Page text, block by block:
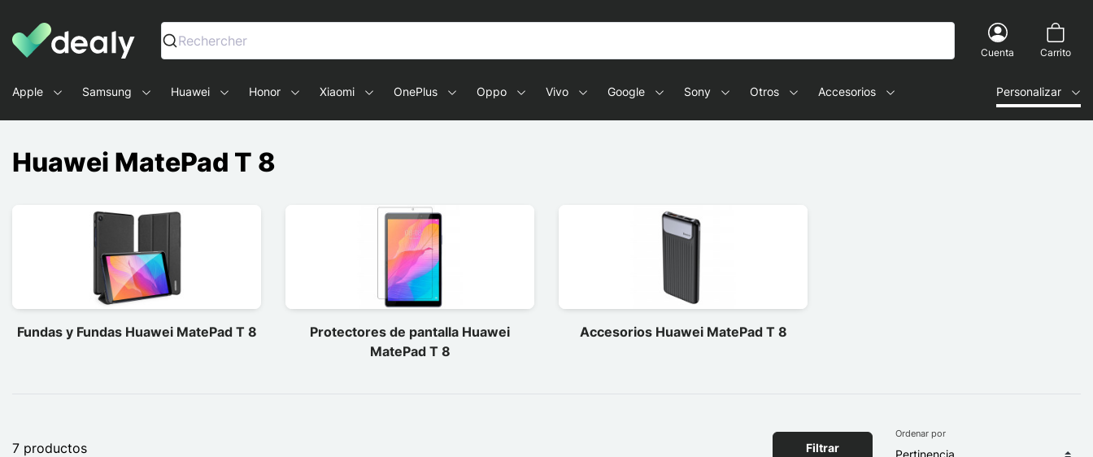
Dealy - Fundas y accesorios para smartphones y tablets
Rechercher
Cuenta Carrito
Apple Samsung Huawei Honor Xiaomi OnePlus Oppo Vivo Google Sony Otros Accesorios Personalizar
Huawei MatePad T 8
Fundas y Fundas Huawei MatePad T 8
Protectores de pantalla Huawei
MatePad T 8
Accesorios Huawei MatePad T 8
7 productos Filtrar
Ordenar por